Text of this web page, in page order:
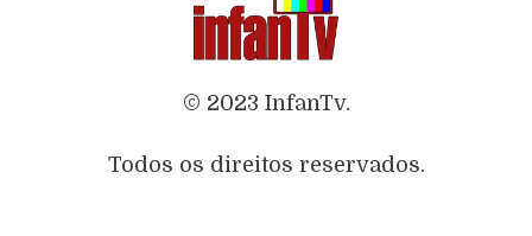
© 2023 InfanTv.
Todos os direitos reservados.